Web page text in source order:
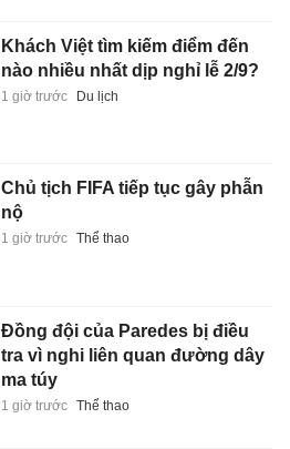
Khách Việt tìm kiếm điểm đến
nào nhiều nhất dịp nghỉ lễ 2/9?
1 giờ trước Du lịch
Chủ tịch FIFA tiếp tục gây phẫn
nộ
1 giờ trước Thể thao
Đồng đội của Paredes bị điều
tra vì nghi liên quan đường dây
ma túy
1 giờ trước Thể thao